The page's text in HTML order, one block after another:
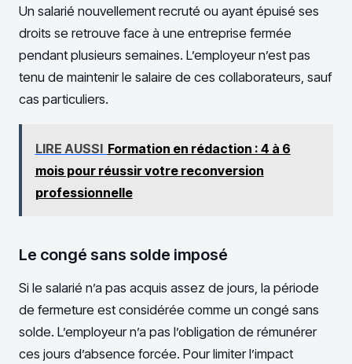
Un salarié nouvellement recruté ou ayant épuisé ses
droits se retrouve face à une entreprise fermée
pendant plusieurs semaines. L’employeur n’est pas
tenu de maintenir le salaire de ces collaborateurs, sauf
cas particuliers.
LIRE AUSSI Formation en rédaction : 4 à 6
mois pour réussir votre reconversion
professionnelle
Le congé sans solde imposé
Si le salarié n’a pas acquis assez de jours, la période
de fermeture est considérée comme un congé sans
solde. L’employeur n’a pas l’obligation de rémunérer
ces jours d’absence forcée. Pour limiter l’impact